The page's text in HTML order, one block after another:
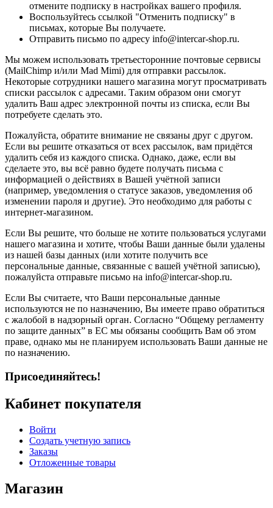
отмените подписку в настройках вашего профиля.
Воспользуйтесь ссылкой "Отменить подписку" в
письмах, которые Вы получаете.
Отправить письмо по адресу info@intercar-shop.ru.
Мы можем использовать третьесторонние почтовые сервисы
(MailChimp и/или Mad Mimi) для отправки рассылок.
Некоторые сотрудники нашего магазина могут просматривать
списки рассылок с адресами. Таким образом они смогут
удалить Ваш адрес электронной почты из списка, если Вы
потребуете сделать это.
Пожалуйста, обратите внимание не связаны друг с другом.
Если вы решите отказаться от всех рассылок, вам придётся
удалить себя из каждого списка. Однако, даже, если вы
сделаете это, вы всё равно будете получать письма с
информацией о действиях в Вашей учётной записи
(например, уведомления о статусе заказов, уведомления об
изменении пароля и другие). Это необходимо для работы с
интернет-магазином.
Если Вы решите, что больше не хотите пользоваться услугами
нашего магазина и хотите, чтобы Ваши данные были удалены
из нашей базы данных (или хотите получить все
персональные данные, связанные с вашей учётной записью),
пожалуйста отправьте письмо на info@intercar-shop.ru.
Если Вы считаете, что Ваши персональные данные
используются не по назначению, Вы имеете право обратиться
с жалобой в надзорный орган. Согласно “Общему регламенту
по защите данных” в ЕС мы обязаны сообщить Вам об этом
праве, однако мы не планируем использовать Ваши данные не
по назначению.
Присоединяйтесь!
Кабинет покупателя
Войти
Создать учетную запись
Заказы
Отложенные товары
Магазин